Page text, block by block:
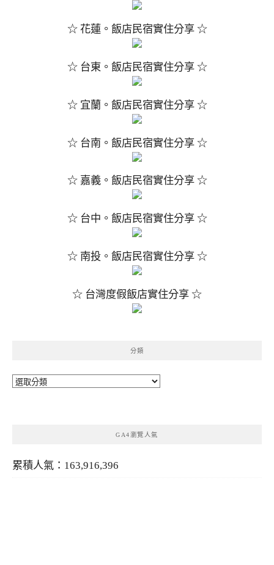
☆ 花蓮。飯店民宿實住分享 ☆
☆ 台東。飯店民宿實住分享 ☆
☆ 宜蘭。飯店民宿實住分享 ☆
☆ 台南。飯店民宿實住分享 ☆
☆ 嘉義。飯店民宿實住分享 ☆
☆ 台中。飯店民宿實住分享 ☆
☆ 南投。飯店民宿實住分享 ☆
☆ 台灣度假飯店實住分享 ☆
分類
分
GA4瀏覽人氣
累積人氣：163,916,396